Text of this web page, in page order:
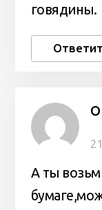
говядины.
А ты